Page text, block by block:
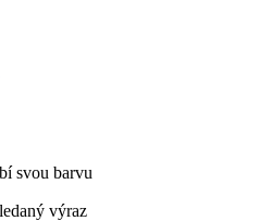
svou barvu
výraz